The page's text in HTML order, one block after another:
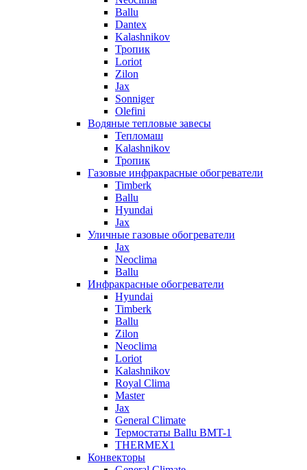
Ballu
Dantex
Kalashnikov
Тропик
Loriot
Zilon
Jax
Sonniger
Olefini
Водяные тепловые завесы
Тепломаш
Kalashnikov
Тропик
Газовые инфракрасные обогреватели
Timberk
Ballu
Hyundai
Jax
Уличные газовые обогреватели
Jax
Neoclima
Ballu
Инфракрасные обогреватели
Hyundai
Timberk
Ballu
Zilon
Neoclima
Loriot
Kalashnikov
Royal Clima
Master
Jax
General Climate
Термостаты Ballu BMT-1
THERMEX1
Конвекторы